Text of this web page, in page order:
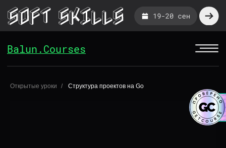
Balun.Courses
Открытые уроки Структура проектов на Go